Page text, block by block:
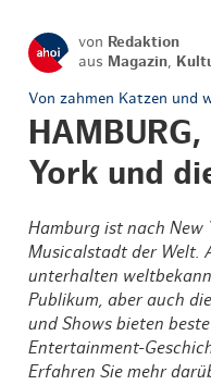
von Redaktion
aus Magazin,
Von zahmen Katzen und
York und
Hamburg ist nach New
Musicalstadt der Welt.
unterhalten
Publikum, aber auch
und Shows bieten
Entertainment-
Erfahren Sie mehr